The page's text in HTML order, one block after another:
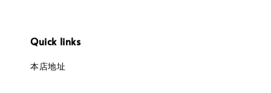
Quick links
本店地址